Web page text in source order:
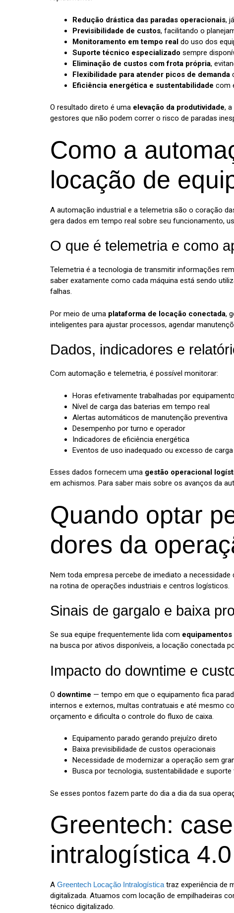
Redução drástica das paradas operacionais,
Previsibilidade de custos, facilitando o
Monitoramento em tempo real do uso dos
Suporte técnico especializado sempre
Eliminação de custos com frota própria,
Flexibilidade para atender picos de demanda
Eficiência energética e sustentabilidade com
O resultado direto é uma elevação da produtividade,
gestores que não podem correr o risco de paradas
Como a
locação de
A automação industrial e a telemetria são o coração
gera dados em tempo real sobre seu funcionamento,
O que é telemetria e como
Telemetria é a tecnologia de transmitir informações
saber exatamente como cada máquina está sendo
falhas.
Por meio de uma plataforma de locação conectada,
inteligentes para ajustar processos, agendar
Dados, indicadores e
Com automação e telemetria, é possível monitorar:
Horas efetivamente trabalhadas por equipamento
Nível de carga das baterias em tempo real
Alertas automáticos de manutenção preventiva
Desempenho por turno e operador
Indicadores de eficiência energética
Eventos de uso inadequado ou excesso de carga
Esses dados fornecem uma gestão operacional
em achismos. Para saber mais sobre os avanços da
Quando optar
dores da
Nem toda empresa percebe de imediato a
na rotina de operações industriais e centros logísticos.
Sinais de gargalo e baixa
Se sua equipe frequentemente lida com equipamentos
na busca por ativos disponíveis, a locação conectada
Impacto do downtime e
O downtime — tempo em que o equipamento fica
internos e externos, multas contratuais e até mesmo
orçamento e dificulta o controle do fluxo de caixa.
Equipamento parado gerando prejuízo direto
Baixa previsibilidade de custos operacionais
Necessidade de modernizar a operação sem
Busca por tecnologia, sustentabilidade e suporte
Se esses pontos fazem parte do dia a dia da sua
Greentech:
intralogística 4.0
AGreentech Locação Intralogísticatraz experiência de
digitalizada. Atuamos com locação de empilhadeiras
técnico digitalizado.